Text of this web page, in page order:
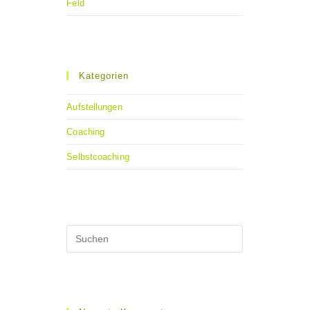
Feld
Kategorien
Aufstellungen
Coaching
Selbstcoaching